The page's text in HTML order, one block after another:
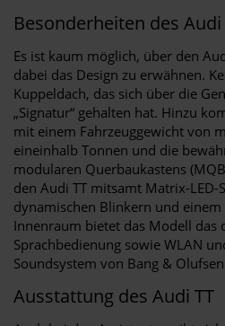
Besonderheiten des Audi
Es ist kaum möglich, über den
dabei das Design zu erwähnen.
Kuppeldach, das sich über die
„Signatur“ gehalten hat. Hinzu
mit einem Fahrzeuggewicht von
eineinhalb Tonnen und die
modularen Querbaukastens
den Audi TT mitsamt Matrix-
dynamischen Blinkern und
Innenraum bietet das Modell das
Sprachbedienung sowie WLAN
Soundsystem von Bang &
Ausstattung des Audi TT